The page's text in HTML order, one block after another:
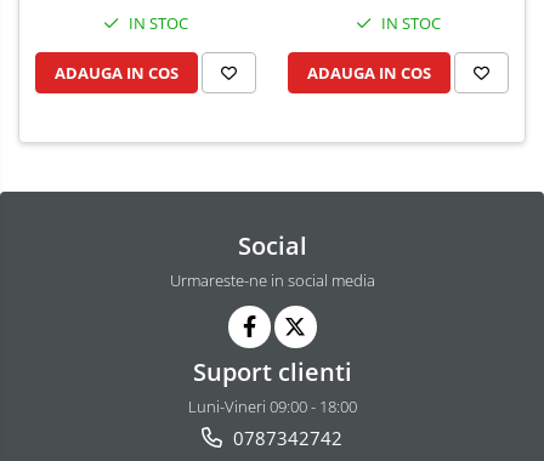
IN STOC
ADAUGA IN COS
IN STOC
ADAUGA IN COS
Social
Urmareste-ne in social media
Suport clienti
Luni-Vineri 09:00 - 18:00
0787342742